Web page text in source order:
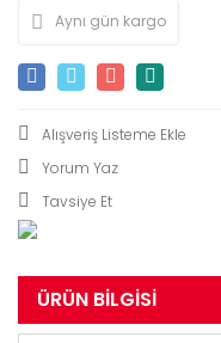
Aynı gün kargo
Yorum Yaz
Tavsiye Et
ÜRÜN BILGISI